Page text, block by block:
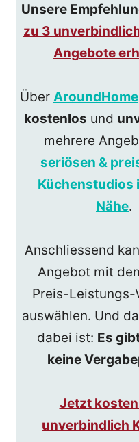
Unsere
zu 3
Angebote
Über AroundHome
kostenlos und
mehrere
seriösen &
Küchenstudios
Nähe.
Anschliessend
Angebot mit
Preis-Leistungs-
auswählen. Und
dabei ist: Es
keine
Jetzt
unverbindlich